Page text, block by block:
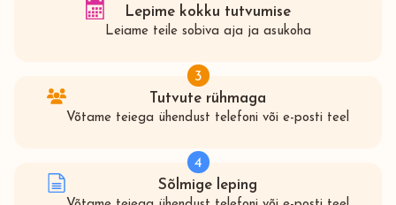
Lepime kokku tutvumise
Leiame teile sobiva aja ja asukoha
3
Tutvute rühmaga
Võtame teiega ühendust telefoni või e-posti teel
4
Sõlmige leping